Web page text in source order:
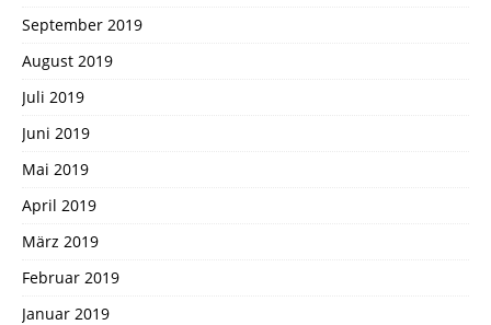
September 2019
August 2019
Juli 2019
Juni 2019
Mai 2019
April 2019
März 2019
Februar 2019
Januar 2019